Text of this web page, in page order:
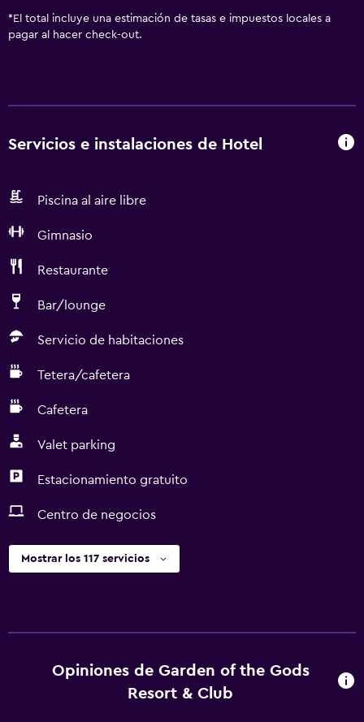
* El total incluye una estimación de tasas e impuestos locales a
pagar al hacer check-out.
Servicios e instalaciones de Hotel
Piscina al aire libre
Gimnasio
Restaurante
Bar/lounge
Servicio de habitaciones
Tetera/cafetera
Cafetera
Valet parking
Estacionamiento gratuito
Centro de negocios
Mostrar los 117 servicios
Opiniones de Garden of the Gods
Resort & Club